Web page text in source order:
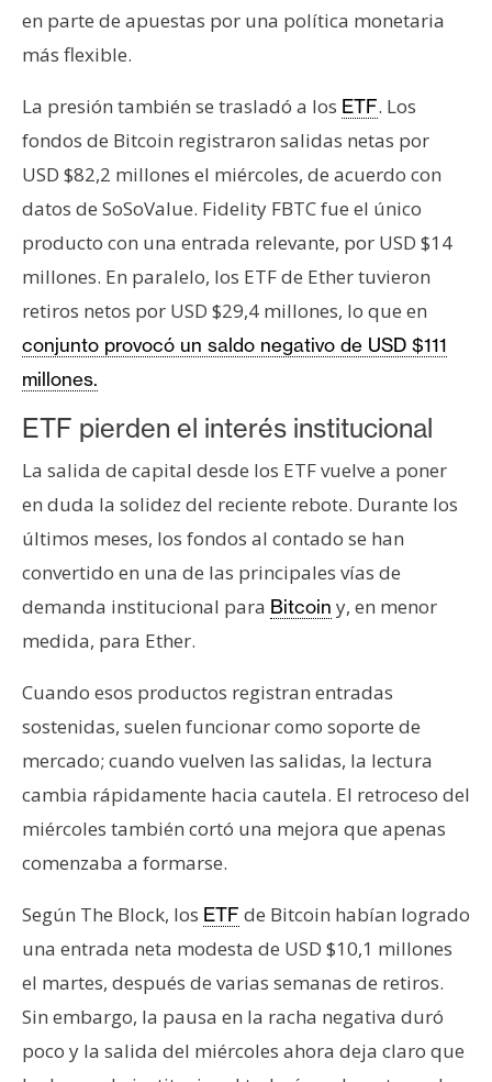
a
d
en parte de apuestas por una política monetaria
más flexible.
La presión también se trasladó a los ETF. Los
fondos de Bitcoin registraron salidas netas por
USD $82,2 millones el miércoles, de acuerdo con
datos de SoSoValue. Fidelity FBTC fue el único
producto con una entrada relevante, por USD $14
millones. En paralelo, los ETF de Ether tuvieron
retiros netos por USD $29,4 millones, lo que en
conjunto provocó un saldo negativo de USD $111
millones.
ETF pierden el interés institucional
La salida de capital desde los ETF vuelve a poner
en duda la solidez del reciente rebote. Durante los
últimos meses, los fondos al contado se han
convertido en una de las principales vías de
demanda institucional para Bitcoin y, en menor
medida, para Ether.
Cuando esos productos registran entradas
sostenidas, suelen funcionar como soporte de
mercado; cuando vuelven las salidas, la lectura
cambia rápidamente hacia cautela. El retroceso del
miércoles también cortó una mejora que apenas
comenzaba a formarse.
Según The Block, los ETF de Bitcoin habían logrado
una entrada neta modesta de USD $10,1 millones
el martes, después de varias semanas de retiros.
Sin embargo, la pausa en la racha negativa duró
poco y la salida del miércoles ahora deja claro que